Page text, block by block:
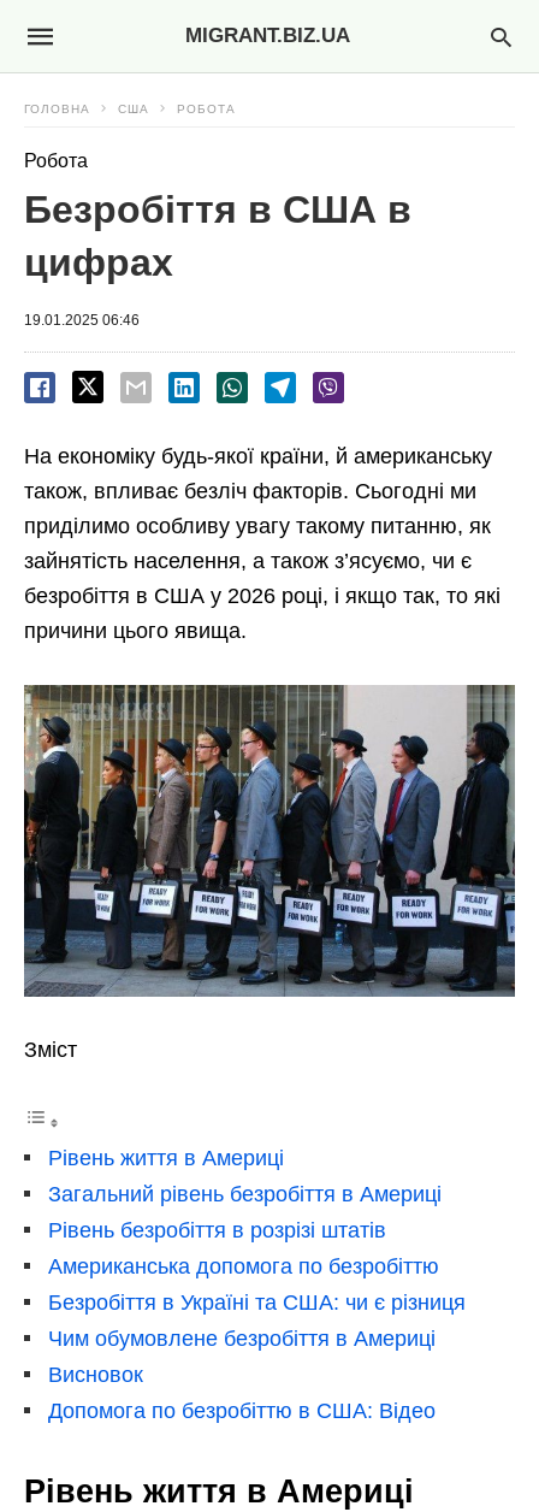
MIGRANT.BIZ.UA
ГОЛОВНА США РОБОТА
Робота
Безробіття в США в
цифрах
19.01.2025 06:46
На економіку будь-якої країни, й американську
також, впливає безліч факторів. Сьогодні ми
приділимо особливу увагу такому питанню, як
зайнятість населення, а також з’ясуємо, чи є
безробіття в США у 2026 році, і якщо так, то які
причини цього явища.
Зміст
Рівень життя в Америці
Загальний рівень безробіття в Америці
Рівень безробіття в розрізі штатів
Американська допомога по безробіттю
Безробіття в Україні та США: чи є різниця
Чим обумовлене безробіття в Америці
Висновок
Допомога по безробіттю в США: Відео
Рівень життя в Америці